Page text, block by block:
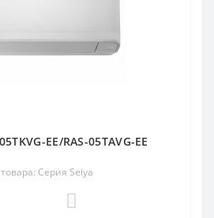
EE/RAS-05TAVG-EE
Серия Seiya